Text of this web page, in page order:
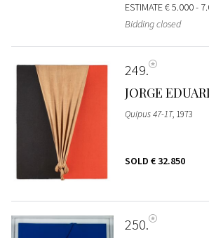
ESTIMATE€ 5.000 -
Bidding closed
249
JORGE
Quipus 47-1T, 1973
SOLD € 32.850
250